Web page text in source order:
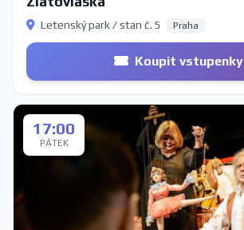
Letenský park / stan č. 5 Praha
Koupit vstupenky
17:00
PÁTEK